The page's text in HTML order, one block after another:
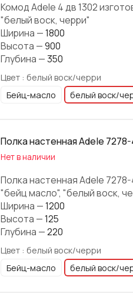
Комод Adele 4 дв 1302
"белый воск, черри"
Ширина —1800
Высота —900
Глубина —350
Цвет : белый воск/черри
Бейц-масло
белый воск/
Полка настенная Adele
Нет в наличии
Полка настенная Adele
"бейц масло", "белый воск,
Ширина —1200
Высота —125
Глубина —220
Цвет : белый воск/черри
Бейц-масло
белый воск/